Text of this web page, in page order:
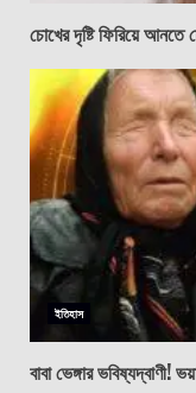
চোখের দৃষ্টি ফিরিয়ে আনতে
ইতিহাস
বাবা ভেঙ্গার ভবিষ্যদ্বাণী!